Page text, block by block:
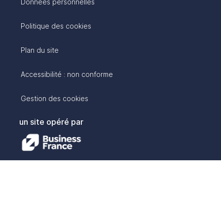
Données personnelles
Politique des cookies
Plan du site
Accessibilité : non conforme
Gestion des cookies
un site opéré par
avec :